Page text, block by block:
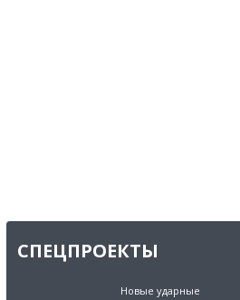
СПЕЦПРОЕКТЫ
Новые ударные